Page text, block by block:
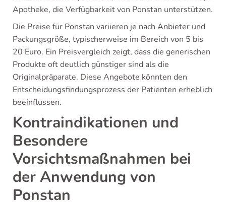
Apotheke, die Verfügbarkeit von Ponstan unterstützen.
Die Preise für Ponstan variieren je nach Anbieter und
Packungsgröße, typischerweise im Bereich von 5 bis
20 Euro. Ein Preisvergleich zeigt, dass die generischen
Produkte oft deutlich günstiger sind als die
Originalpräparate. Diese Angebote könnten den
Entscheidungsfindungsprozess der Patienten erheblich
beeinflussen.
Kontraindikationen und
Besondere
Vorsichtsmaßnahmen bei
der Anwendung von
Ponstan